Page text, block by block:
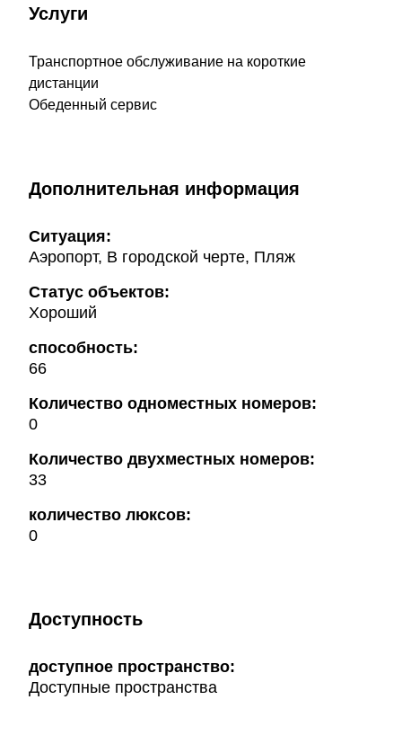
Услуги
Транспортное обслуживание на короткие
дистанции
Обеденный сервис
Дополнительная информация
Ситуация:
Аэропорт, В городской черте, Пляж
Статус объектов:
Хороший
способность:
66
Количество одноместных номеров:
0
Количество двухместных номеров:
33
количество люксов:
0
Доступность
доступное пространство:
Доступные пространства